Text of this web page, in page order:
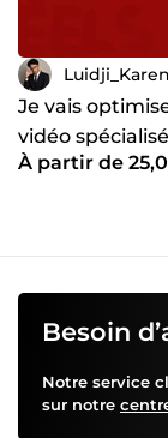
Je vais
vidéo
À partir de
Besoin
Notre service
sur notre